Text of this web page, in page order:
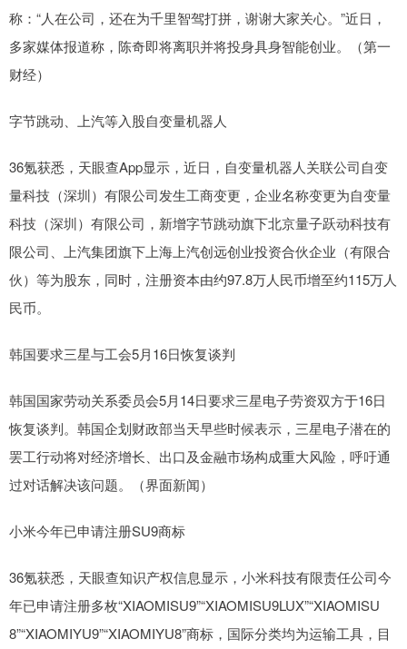
称：“人在公司，还在为千里智驾打拼，谢谢大家关心。”近日，
多家媒体报道称，陈奇即将离职并将投身具身智能创业。（第一
财经）
字节跳动、上汽等入股自变量机器人
36氪获悉，天眼查App显示，近日，自变量机器人关联公司自变
量科技（深圳）有限公司发生工商变更，企业名称变更为自变量
科技（深圳）有限公司，新增字节跳动旗下北京量子跃动科技有
限公司、上汽集团旗下上海上汽创远创业投资合伙企业（有限合
伙）等为股东，同时，注册资本由约97.8万人民币增至约115万人
民币。
韩国要求三星与工会5月16日恢复谈判
韩国国家劳动关系委员会5月14日要求三星电子劳资双方于16日
恢复谈判。韩国企划财政部当天早些时候表示，三星电子潜在的
罢工行动将对经济增长、出口及金融市场构成重大风险，呼吁通
过对话解决该问题。（界面新闻）
小米今年已申请注册SU9商标
36氪获悉，天眼查知识产权信息显示，小米科技有限责任公司今
年已申请注册多枚“XIAOMISU9”“XIAOMISU9LUX”“XIAOMISU
8”“XIAOMIYU9”“XIAOMIYU8”商标，国际分类均为运输工具，目